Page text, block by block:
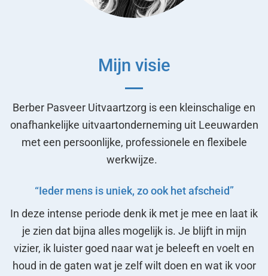
Mijn visie
Berber Pasveer Uitvaartzorg is een kleinschalige en
onafhankelijke uitvaartonderneming uit Leeuwarden
met een persoonlijke, professionele en flexibele
werkwijze.
“Ieder mens is uniek, zo ook het afscheid”
In deze intense periode denk ik met je mee en laat ik
je zien dat bijna alles mogelijk is. Je blijft in mijn
vizier, ik luister goed naar wat je beleeft en voelt en
houd in de gaten wat je zelf wilt doen en wat ik voor